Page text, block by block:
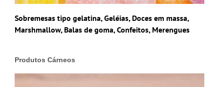
Sobremesas tipo gelatina, Geléias, Doces em massa,
Marshmallow, Balas de goma, Confeitos, Merengues
Produtos Cárneos